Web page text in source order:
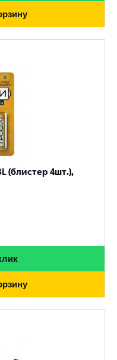
(блистер 4шт.),